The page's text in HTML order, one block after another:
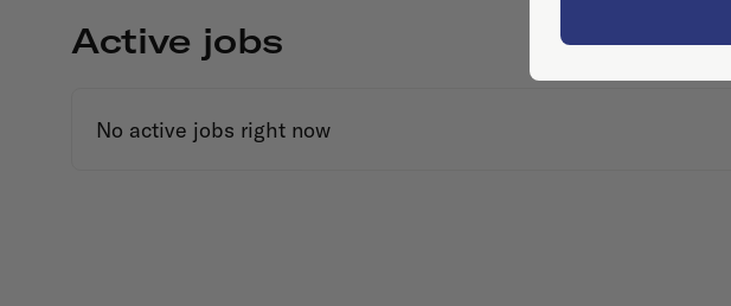
Active jobs
No active jobs right now